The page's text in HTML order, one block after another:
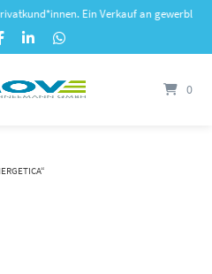
Ein Verkauf an gewerbliche
0